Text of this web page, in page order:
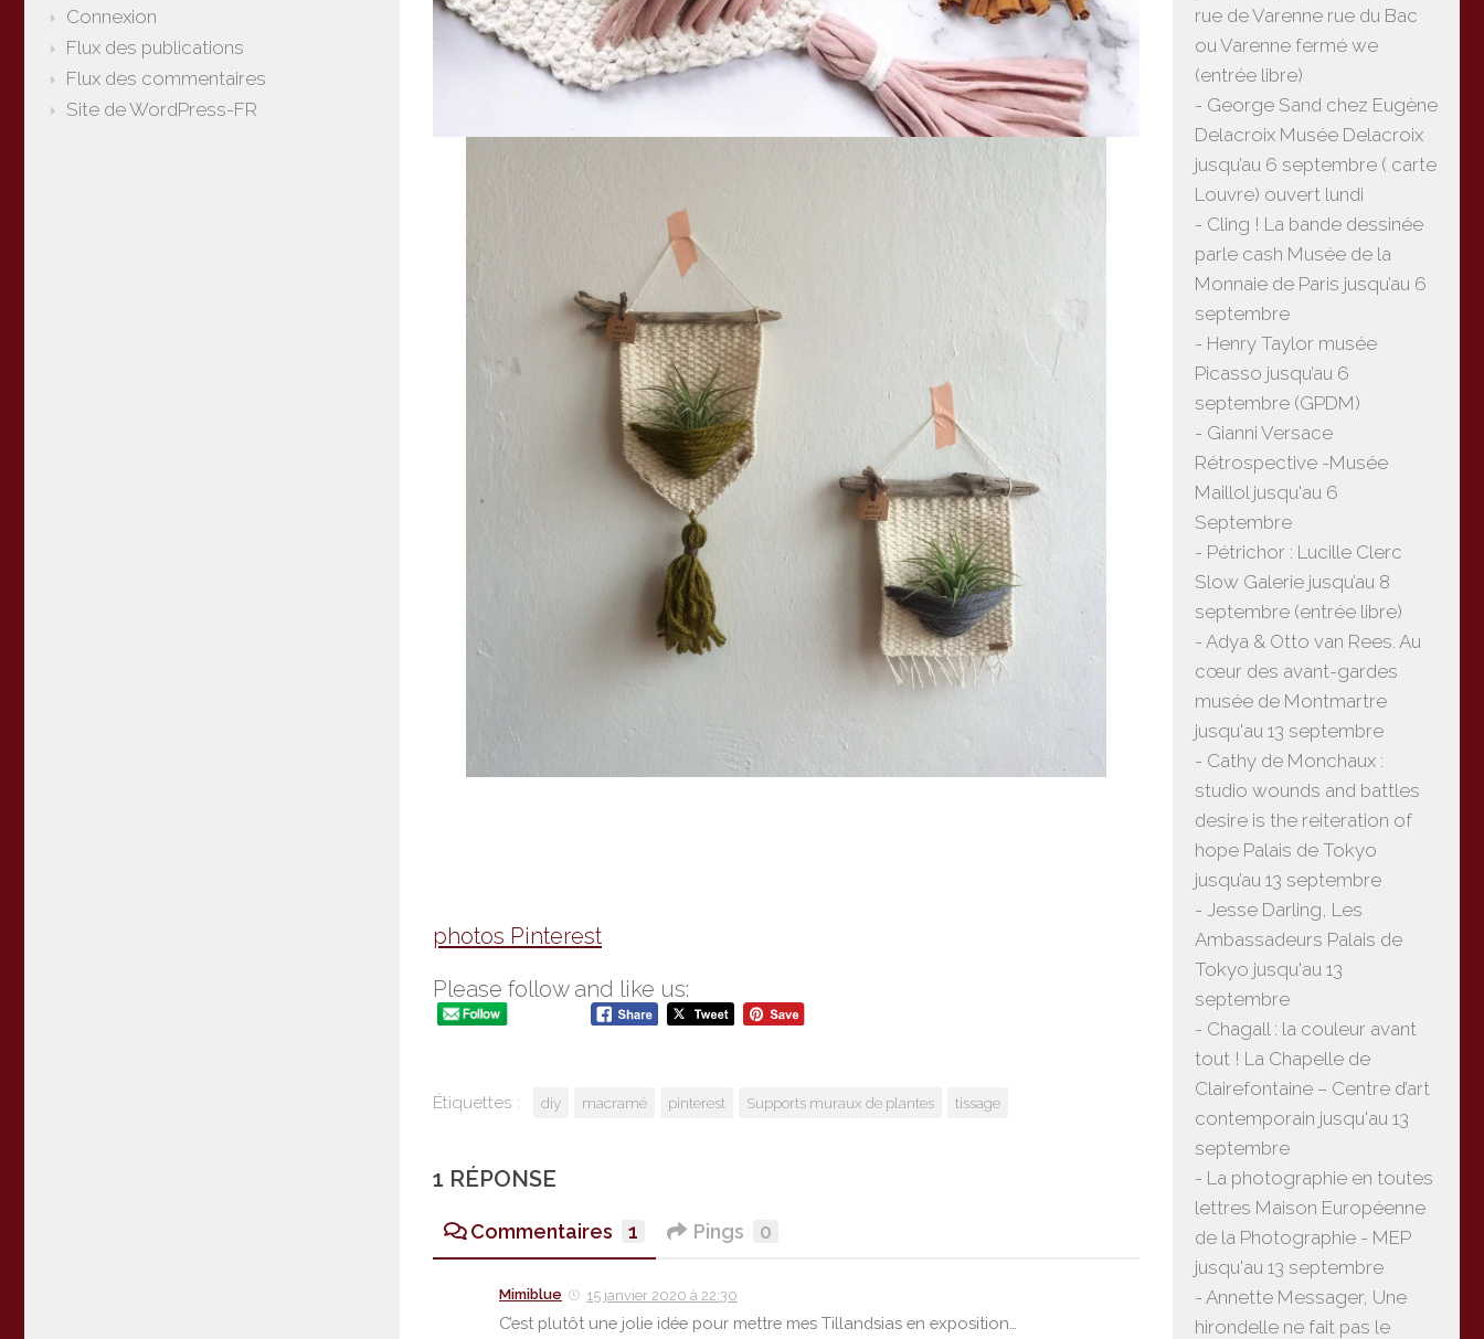
photos Pinterest
Please follow and like us:
Étiquettes : diy macramé pinterest Supports muraux de plantes tissage
1 RÉPONSE
Commentaires 1 Pings 0
Mimiblue 15 janvier 2020 à 22:30
C’est plutôt une jolie idée pour mettre mes Tillandsias en exposition…
Connexion
Flux des publications
Flux des commentaires
Site de WordPress-FR
rue de Varenne rue du Bac
ou Varenne fermé we
(entrée libre)
- George Sand chez Eugène
Delacroix Musée Delacroix
jusqu’au 6 septembre ( carte
Louvre) ouvert lundi
- Cling ! La bande dessinée
parle cash Musée de la
Monnaie de Paris jusqu’au 6
septembre
- Henry Taylor musée
Picasso jusqu’au 6
septembre (GPDM)
- Gianni Versace
Rétrospective -Musée
Maillol jusqu'au 6
Septembre
- Pétrichor : Lucille Clerc
Slow Galerie jusqu’au 8
septembre (entrée libre)
- Adya & Otto van Rees. Au
cœur des avant-gardes
musée de Montmartre
jusqu'au 13 septembre
- Cathy de Monchaux :
studio wounds and battles
desire is the reiteration of
hope Palais de Tokyo
jusqu’au 13 septembre
- Jesse Darling, Les
Ambassadeurs Palais de
Tokyo jusqu'au 13
septembre
- Chagall : la couleur avant
tout ! La Chapelle de
Clairefontaine – Centre d’art
contemporain jusqu'au 13
septembre
- La photographie en toutes
lettres Maison Européenne
de la Photographie - MEP
jusqu'au 13 septembre
- Annette Messager, Une
hirondelle ne fait pas le